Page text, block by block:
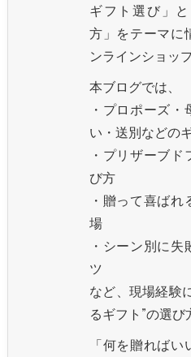
ギフト選び」
方」をテーマに
ンラインショッ
本ブログでは、
・プロポーズ
い・送別などの
・プリザーブ
び方
・贈って喜ば
場
・シーン別に
ツ
など、現場経験
るギフト”の選び
「何を贈れば